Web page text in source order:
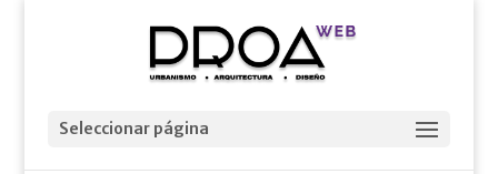
Seleccionar página